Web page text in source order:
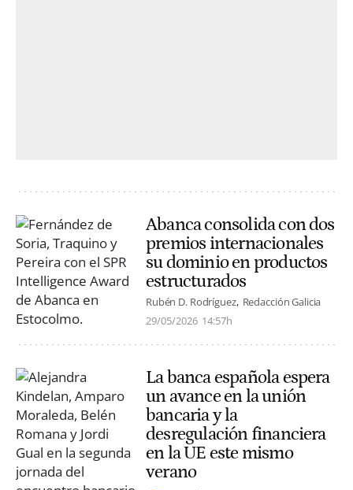
Abanca consolida con dos
premios internacionales
su dominio en productos
estructurados
Rubén D. Rodríguez Redacción Galicia
29/05/2026 14:57h
La banca española espera
un avance en la unión
bancaria y la
desregulación financiera
en la UE este mismo
verano